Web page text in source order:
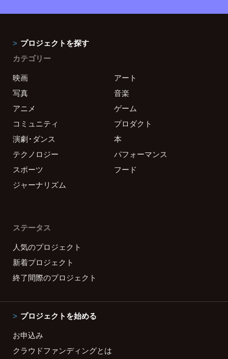
プロジェクトを探す
カテゴリー
映画
アート
写真
音楽
アニメ
ゲーム
コミュニティ
プロダクト
演劇・ダンス
本
テクノロジー
パフォーマンス
スポーツ
フード
ジャーナリズム
ステータス
人気のプロジェクト
新着プロジェクト
終了間際のプロジェクト
プロジェクトを始める
お申込み
クラウドファンディングとは